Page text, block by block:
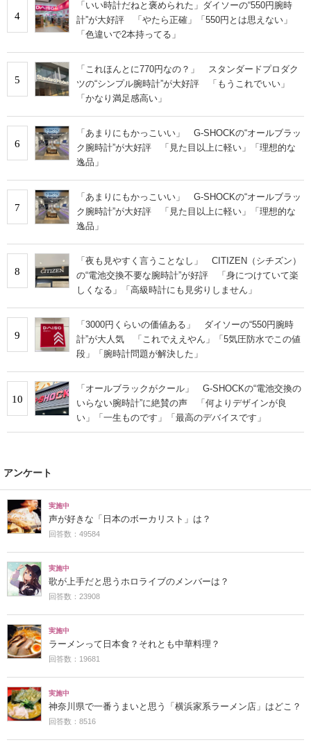
4
「いい時計だねと褒められた」ダイソーの“550円腕時
計”が大好評 「やたら正確」「550円とは思えない」
「色違いで2本持ってる」
5
「これほんとに770円なの？」 スタンダードプロダク
ツの“シンプル腕時計”が大好評 「もうこれでいい」
「かなり満足感高い」
6
「あまりにもかっこいい」 G-SHOCKの“オールブラッ
ク腕時計”が大好評 「見た目以上に軽い」「理想的な
逸品」
7
「あまりにもかっこいい」 G-SHOCKの“オールブラッ
ク腕時計”が大好評 「見た目以上に軽い」「理想的な
逸品」
8
「夜も見やすく言うことなし」 CITIZEN（シチズン）
の“電池交換不要な腕時計”が好評 「身につけていて楽
しくなる」「高級時計にも見劣りしません」
9
「3000円くらいの価値ある」 ダイソーの“550円腕時
計”が大人気 「これでええやん」「5気圧防水でこの値
段」「腕時計問題が解決した」
10
「オールブラックがクール」 G-SHOCKの“電池交換の
いらない腕時計”に絶賛の声 「何よりデザインが良
い」「一生ものです」「最高のデバイスです」
アンケート
実施中
声が好きな「日本のボーカリスト」は？
回答数：49584
実施中
歌が上手だと思うホロライブのメンバーは？
回答数：23908
実施中
ラーメンって日本食？それとも中華料理？
回答数：19681
実施中
神奈川県で一番うまいと思う「横浜家系ラーメン店」はどこ？
回答数：8516